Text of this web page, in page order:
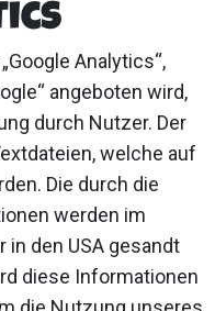
Analytics“,
angeboten wird,
durch Nutzer. Der
welche auf
Die durch die
werden im
in den USA gesandt
diese Informationen